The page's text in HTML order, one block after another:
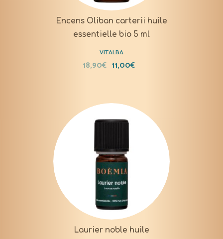
Encens Oliban carterii huile
essentielle bio 5 ml
VITALBA
18,90€ 11,00€
Laurier noble huile